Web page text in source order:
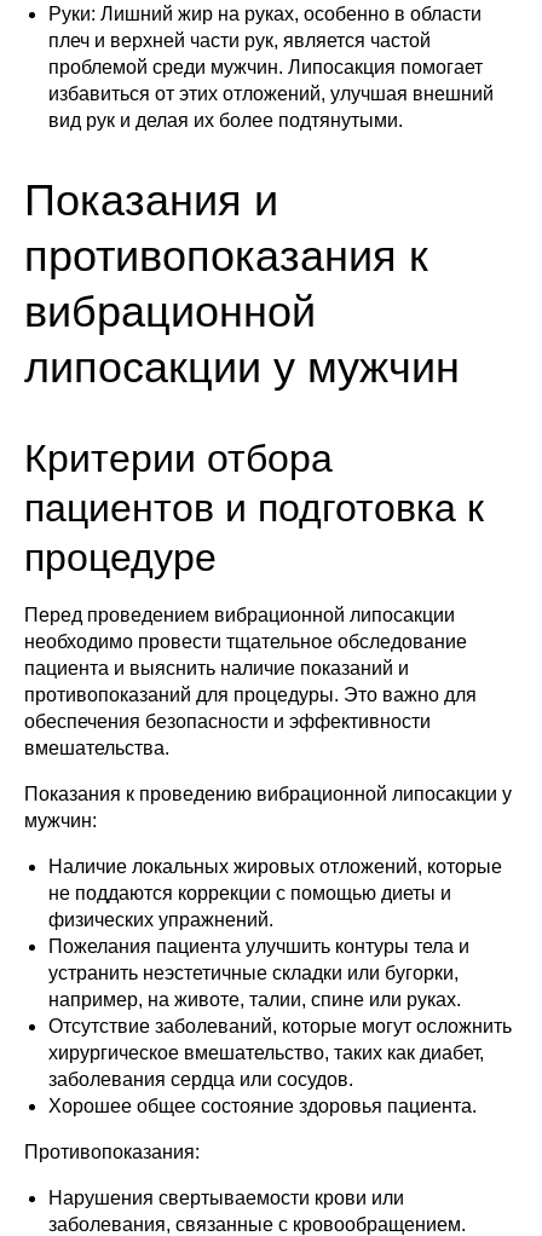
Руки: Лишний жир на руках, особенно в области
плеч и верхней части рук, является частой
проблемой среди мужчин. Липосакция помогает
избавиться от этих отложений, улучшая внешний
вид рук и делая их более подтянутыми.
Показания и
противопоказания к
вибрационной
липосакции у мужчин
Критерии отбора
пациентов и подготовка к
процедуре
Перед проведением вибрационной липосакции
необходимо провести тщательное обследование
пациента и выяснить наличие показаний и
противопоказаний для процедуры. Это важно для
обеспечения безопасности и эффективности
вмешательства.
Показания к проведению вибрационной липосакции у
мужчин:
Наличие локальных жировых отложений, которые
не поддаются коррекции с помощью диеты и
физических упражнений.
Пожелания пациента улучшить контуры тела и
устранить неэстетичные складки или бугорки,
например, на животе, талии, спине или руках.
Отсутствие заболеваний, которые могут осложнить
хирургическое вмешательство, таких как диабет,
заболевания сердца или сосудов.
Хорошее общее состояние здоровья пациента.
Противопоказания:
Нарушения свертываемости крови или
заболевания, связанные с кровообращением.